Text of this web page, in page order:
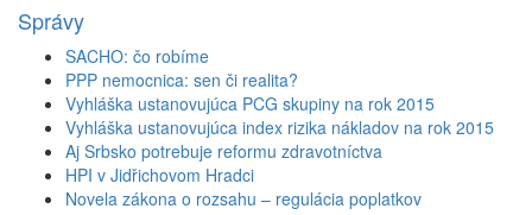
Správy
SACHO: čo robíme
PPP nemocnica: sen či realita?
Vyhláška ustanovujúca PCG skupiny na rok 2015
Vyhláška ustanovujúca index rizika nákladov na rok 2015
Aj Srbsko potrebuje reformu zdravotníctva
HPI v Jidřichovom Hradci
Novela zákona o rozsahu – regulácia poplatkov